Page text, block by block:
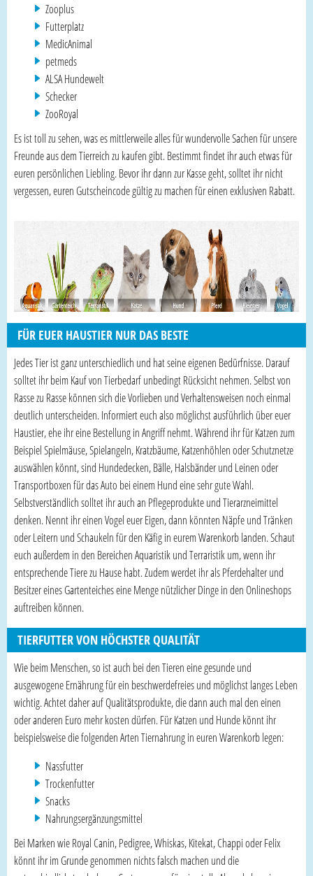
Zooplus
Futterplatz
MedicAnimal
petmeds
ALSA Hundewelt
Schecker
ZooRoyal
Es ist toll zu sehen, was es mittlerweile alles für wundervolle Sachen für unsere
Freunde aus dem Tierreich zu kaufen gibt. Bestimmt findet ihr auch etwas für
euren persönlichen Liebling. Bevor ihr dann zur Kasse geht, solltet ihr nicht
vergessen, euren Gutscheincode gültig zu machen für einen exklusiven Rabatt.
FÜR EUER HAUSTIER NUR DAS BESTE
Jedes Tier ist ganz unterschiedlich und hat seine eigenen Bedürfnisse. Darauf
solltet ihr beim Kauf von Tierbedarf unbedingt Rücksicht nehmen. Selbst von
Rasse zu Rasse können sich die Vorlieben und Verhaltensweisen noch einmal
deutlich unterscheiden. Informiert euch also möglichst ausführlich über euer
Haustier, ehe ihr eine Bestellung in Angriff nehmt. Während ihr für Katzen zum
Beispiel Spielmäuse, Spielangeln, Kratzbäume, Katzenhöhlen oder Schutznetze
auswählen könnt, sind Hundedecken, Bälle, Halsbänder und Leinen oder
Transportboxen für das Auto bei einem Hund eine sehr gute Wahl.
Selbstverständlich solltet ihr auch an Pflegeprodukte und Tierarzneimittel
denken. Nennt ihr einen Vogel euer Eigen, dann könnten Näpfe und Tränken
oder Leitern und Schaukeln für den Käfig in eurem Warenkorb landen. Schaut
euch außerdem in den Bereichen Aquaristik und Terraristik um, wenn ihr
entsprechende Tiere zu Hause habt. Zudem werdet ihr als Pferdehalter und
Besitzer eines Gartenteiches eine Menge nützlicher Dinge in den Onlineshops
auftreiben können.
TIERFUTTER VON HÖCHSTER QUALITÄT
Wie beim Menschen, so ist auch bei den Tieren eine gesunde und
ausgewogene Ernährung für ein beschwerdefreies und möglichst langes Leben
wichtig. Achtet daher auf Qualitätsprodukte, die dann auch mal den einen
oder anderen Euro mehr kosten dürfen. Für Katzen und Hunde könnt ihr
beispielsweise die folgenden Arten Tiernahrung in euren Warenkorb legen:
Nassfutter
Trockenfutter
Snacks
Nahrungsergänzungsmittel
Bei Marken wie Royal Canin, Pedigree, Whiskas, Kitekat, Chappi oder Felix
könnt ihr im Grunde genommen nichts falsch machen und die